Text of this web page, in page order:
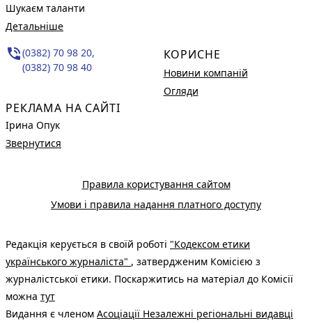
Шукаєм таланти
Детальніше
phone_in_talk(0382) 70 98 20,
(0382) 70 98 40
РЕКЛАМА НА САЙТІ
Ірина Опук
Звернутися
КОРИСНЕ
Новини компаній
Огляди
Правила користування сайтом
Умови і правила надання платного доступу
Редакція керується в своїй роботі "Кодексом етики
українського журналіста" , затвердженим Комісією з
журналістської етики. Поскаржитись на матеріал до Комісії
можна тут
Видання є членом Асоціації Незалежні регіональні видавці